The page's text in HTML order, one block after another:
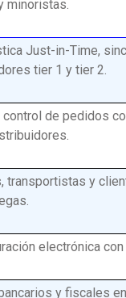
minoristas.
Just-in-Time,
tier 1 y tier 2.
de pedidos
transportistas y
electrónica
y fiscales